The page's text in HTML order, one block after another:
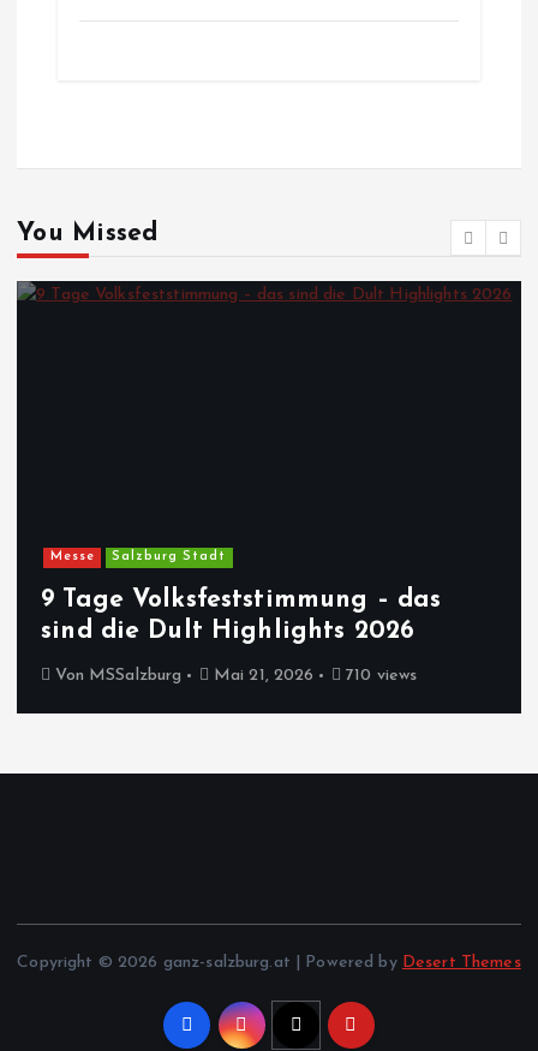
You Missed
Messe Salzburg Stadt
9 Tage Volksfeststimmung – das
sind die Dult Highlights 2026
Von MSSalzburg Mai 21, 2026 710 views
Copyright © 2026 ganz-salzburg.at | Powered by Desert Themes